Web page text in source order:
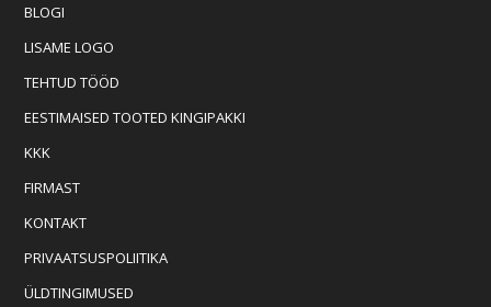
BLOGI
LISAME LOGO
TEHTUD TÖÖD
EESTIMAISED TOOTED KINGIPAKKI
KKK
FIRMAST
KONTAKT
PRIVAATSUSPOLIITIKA
ÜLDTINGIMUSED